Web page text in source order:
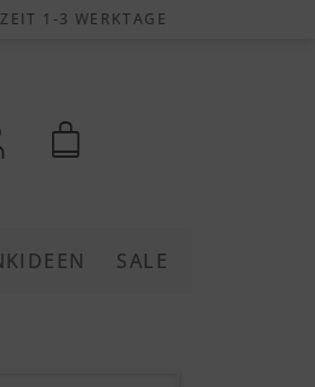
1-3 WERKTAGE
SALE